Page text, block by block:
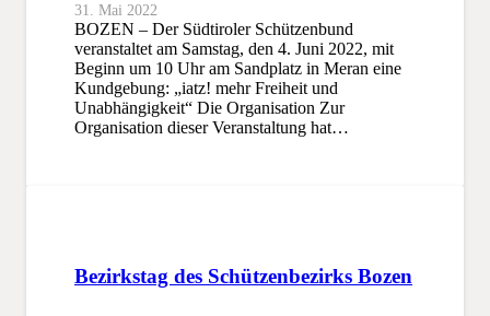
31. Mai 2022
BOZEN – Der Südtiroler Schützenbund
veranstaltet am Samstag, den 4. Juni 2022, mit
Beginn um 10 Uhr am Sandplatz in Meran eine
Kundgebung: „iatz! mehr Freiheit und
Unabhängigkeit“ Die Organisation Zur
Organisation dieser Veranstaltung hat…
Bezirkstag des Schützenbezirks Bozen